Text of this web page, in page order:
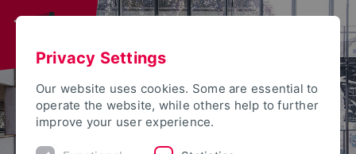
Privacy Settings
Our website uses cookies. Some are essential to
operate the website, while others help to further
improve your user experience.